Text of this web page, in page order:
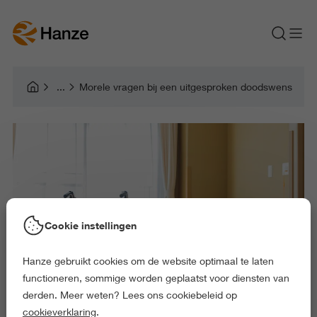
Morele vragen bij een uitgesproken doodswens
Cookie instellingen
Hanze gebruikt cookies om de website optimaal te laten
functioneren, sommige worden geplaatst voor diensten van
derden. Meer weten? Lees ons cookiebeleid op
cookieverklaring.